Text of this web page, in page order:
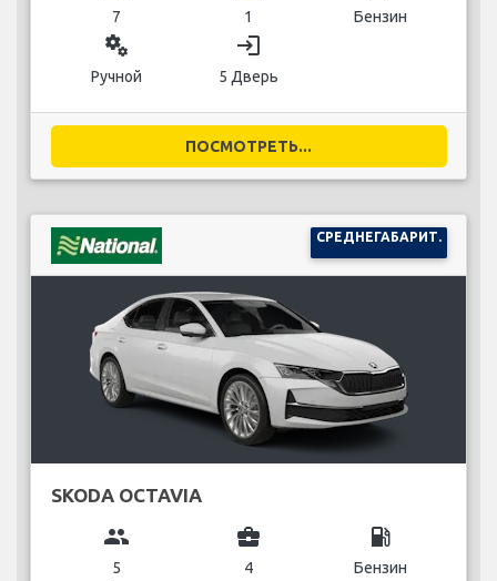
7 1 Бензин
miscellaneous_services
Ручной
login
5 Дверь
ПОСМОТРЕТЬ...
СРЕДНЕГАБАРИТ.
SKODA OCTAVIA
group
5
business_center
4
local_gas_station
Бензин